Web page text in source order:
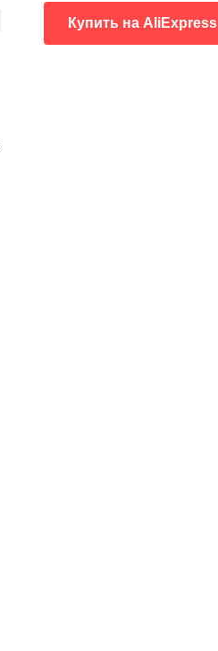
Купить на AliExpress